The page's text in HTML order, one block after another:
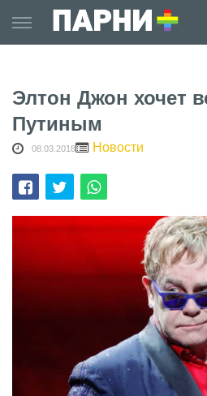
to
content
Элтон Джон хочет
Путиным
08.03.2018 Новости